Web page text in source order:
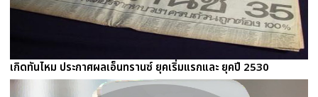
เกิดทันไหม ประกาศผลเอ็นทรานซ์ ยุคเริ่มแรกและ ยุคปี 2530